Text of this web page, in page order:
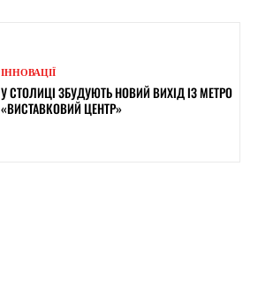
ІННОВАЦІЇ
У СТОЛИЦІ ЗБУДУЮТЬ НОВИЙ ВИХІД ІЗ МЕТРО
«ВИСТАВКОВИЙ ЦЕНТР»